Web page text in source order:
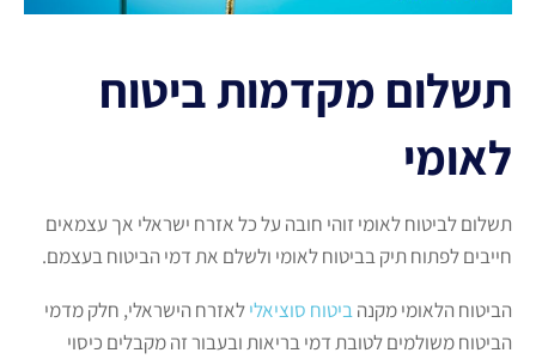
תשלום מקדמות ביטוח
לאומי
תשלום לביטוח לאומי זוהי חובה על כל אזרח ישראלי אך עצמאים
חייבים לפתוח תיק בביטוח לאומי ולשלם את דמי הביטוח בעצמם.
הביטוח הלאומי מקנהביטוח סוציאלילאזרח הישראלי, חלק מדמי
הביטוח משולמים לטובת דמי בריאות ובעבור זה מקבלים כיסוי